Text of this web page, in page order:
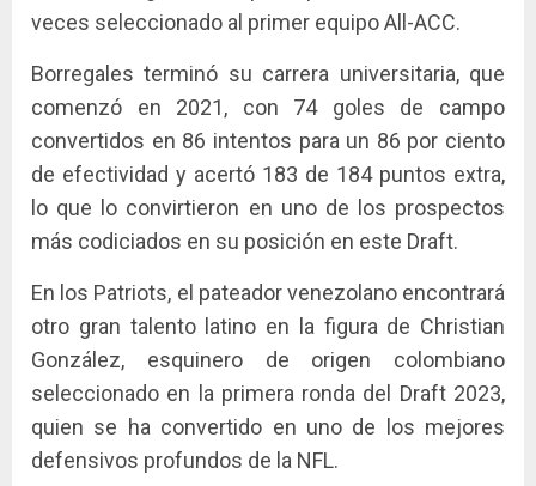
veces seleccionado al primer equipo All-ACC.
Borregales terminó su carrera universitaria, que
comenzó en 2021, con 74 goles de campo
convertidos en 86 intentos para un 86 por ciento
de efectividad y acertó 183 de 184 puntos extra,
lo que lo convirtieron en uno de los prospectos
más codiciados en su posición en este Draft.
En los Patriots, el pateador venezolano encontrará
otro gran talento latino en la figura de Christian
González, esquinero de origen colombiano
seleccionado en la primera ronda del Draft 2023,
quien se ha convertido en uno de los mejores
defensivos profundos de la NFL.